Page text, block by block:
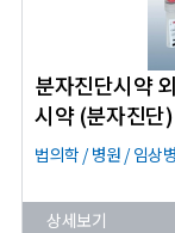
분자진단시약
시약 (분자진단)
법의학 / 병원 / 임상
상세보기